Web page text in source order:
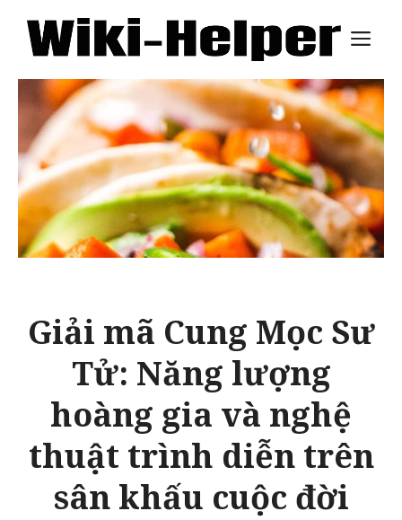
Skip
content
Giải mã Cung Mọc Sư
Tử: Năng lượng
hoàng gia và nghệ
thuật trình diễn trên
sân khấu cuộc đời